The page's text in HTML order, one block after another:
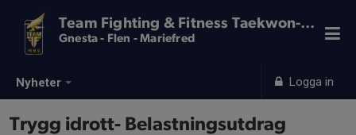
Nyheter Logga in
Team Fighting & Fitness Taekwon-Do
Gnesta - Flen - Mariefred
Trygg idrott- Belastningsutdrag